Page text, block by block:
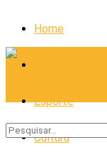
Home
Esporte
Cultura